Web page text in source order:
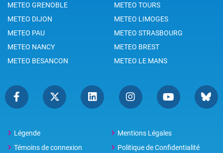
METEO GRENOBLE
METEO TOURS
METEO DIJON
METEO LIMOGES
METEO PAU
METEO STRASBOURG
METEO NANCY
METEO BREST
METEO BESANCON
METEO LE MANS
Légende
Mentions Légales
Témoins de connexion
Politique de Confidentialité